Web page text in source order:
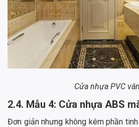
Cửa nhựa PVC
2.4. Mẫu 4: Cửa nhựa ABS
Đơn giản nhưng không kém phần